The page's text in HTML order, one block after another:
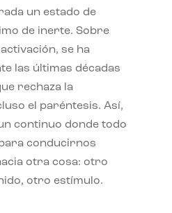
un estado de
de inerte. Sobre
se ha
las últimas décadas
rechaza la
el paréntesis. Así,
continuo donde todo
conducirnos
otra cosa: otro
otro estímulo.